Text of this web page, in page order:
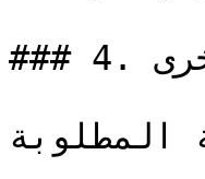
### 4. الوثائق القانونية الأخرى
المطلوبة: